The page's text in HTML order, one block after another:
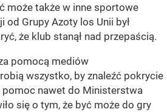
może także w inne sportowe
Grupy Azoty los Unii był
że klub stanął nad przepaścią.
pomocą mediów
wszystko, by znaleźć pokrycie
pomoc nawet do Ministerstwa
się o tym, że być może do gry